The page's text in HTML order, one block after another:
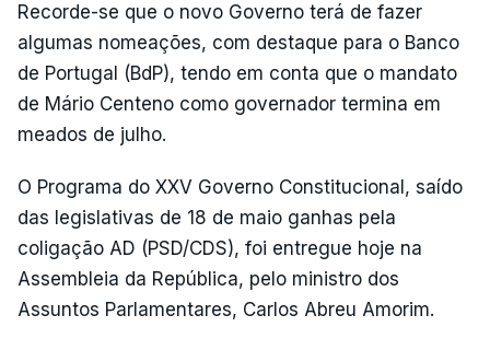
Recorde-se que o novo Governo terá de fazer
algumas nomeações, com destaque para o Banco
de Portugal (BdP), tendo em conta que o mandato
de Mário Centeno como governador termina em
meados de julho.
O Programa do XXV Governo Constitucional, saído
das legislativas de 18 de maio ganhas pela
coligação AD (PSD/CDS), foi entregue hoje na
Assembleia da República, pelo ministro dos
Assuntos Parlamentares, Carlos Abreu Amorim.